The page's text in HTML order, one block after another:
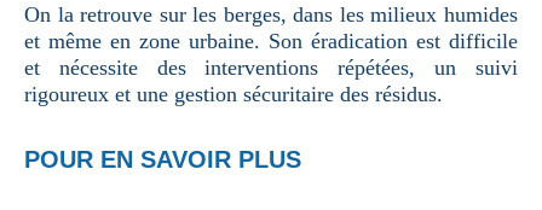
On la retrouve sur les berges, dans les milieux humides
et même en zone urbaine. Son éradication est difficile
et nécessite des interventions répétées, un suivi
rigoureux et une gestion sécuritaire des résidus.
POUR EN SAVOIR PLUS